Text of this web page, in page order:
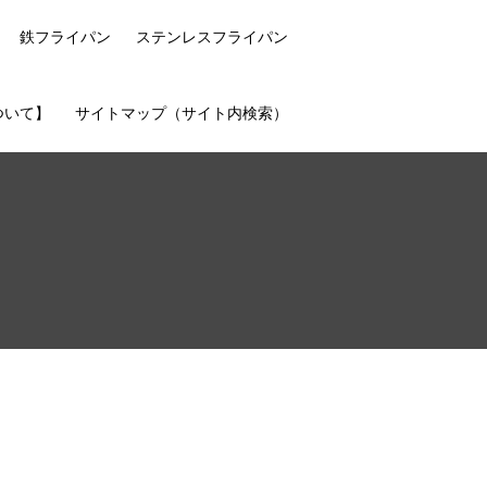
鉄フライパン ステンレスフライパン
て】 サイトマップ（サイト内検索）